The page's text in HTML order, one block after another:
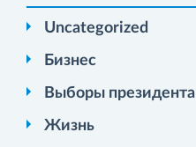
Uncategorized
Бизнес
Выборы президента
Жизнь